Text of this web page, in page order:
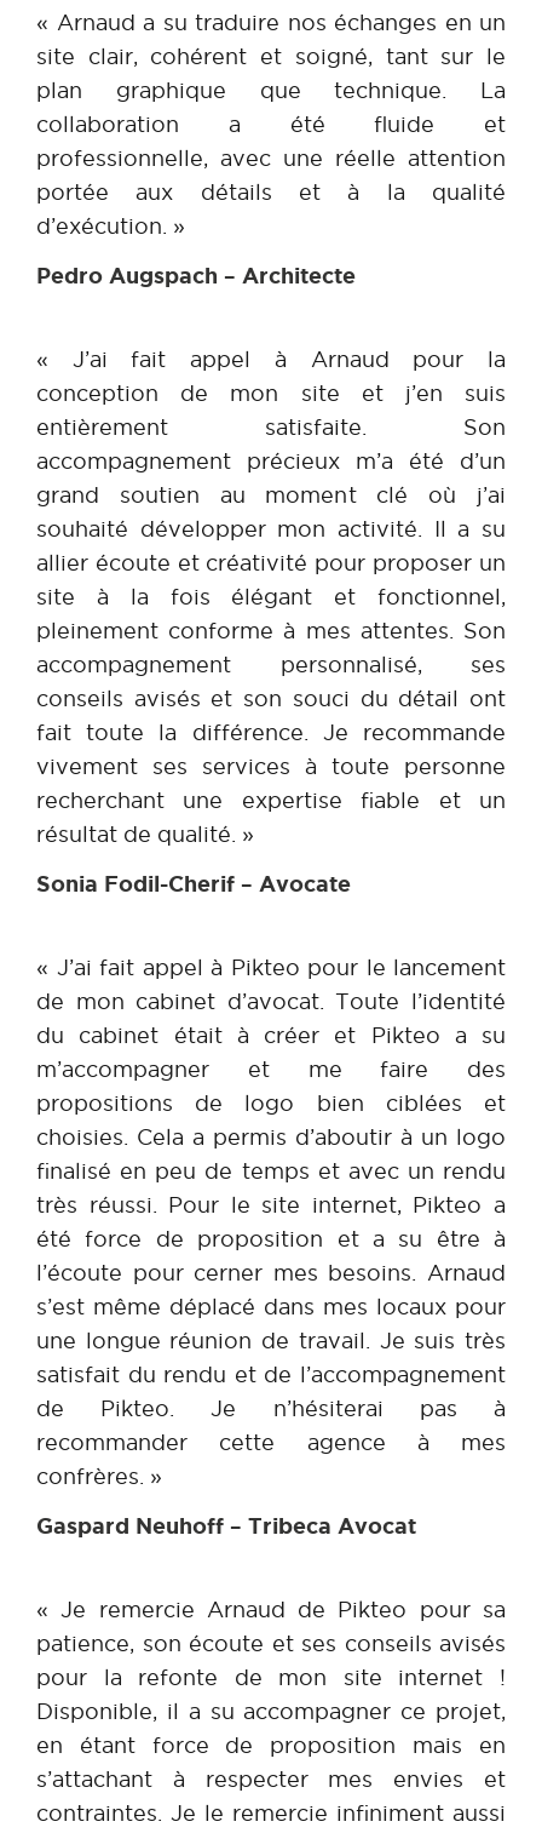
« Arnaud a su traduire nos échanges en un
site clair, cohérent et soigné, tant sur le
plan graphique que technique. La
collaboration a été fluide et
professionnelle, avec une réelle attention
portée aux détails et à la qualité
d’exécution. »
Pedro Augspach – Architecte
« J’ai fait appel à Arnaud pour la
conception de mon site et j’en suis
entièrement satisfaite. Son
accompagnement précieux m’a été d’un
grand soutien au moment clé où j’ai
souhaité développer mon activité. Il a su
allier écoute et créativité pour proposer un
site à la fois élégant et fonctionnel,
pleinement conforme à mes attentes. Son
accompagnement personnalisé, ses
conseils avisés et son souci du détail ont
fait toute la différence. Je recommande
vivement ses services à toute personne
recherchant une expertise fiable et un
résultat de qualité. »
Sonia Fodil-Cherif – Avocate
« J’ai fait appel à Pikteo pour le lancement
de mon cabinet d’avocat. Toute l’identité
du cabinet était à créer et Pikteo a su
m’accompagner et me faire des
propositions de logo bien ciblées et
choisies. Cela a permis d’aboutir à un logo
finalisé en peu de temps et avec un rendu
très réussi. Pour le site internet, Pikteo a
été force de proposition et a su être à
l’écoute pour cerner mes besoins. Arnaud
s’est même déplacé dans mes locaux pour
une longue réunion de travail. Je suis très
satisfait du rendu et de l’accompagnement
de Pikteo. Je n’hésiterai pas à
recommander cette agence à mes
confrères. »
Gaspard Neuhoff – Tribeca Avocat
« Je remercie Arnaud de Pikteo pour sa
patience, son écoute et ses conseils avisés
pour la refonte de mon site internet !
Disponible, il a su accompagner ce projet,
en étant force de proposition mais en
s’attachant à respecter mes envies et
contraintes. Je le remercie infiniment aussi